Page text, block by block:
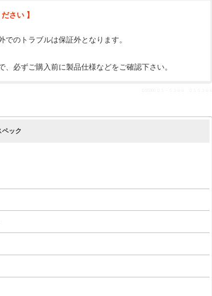
さい 】
のトラブルは保証外となります。
必ずご購入前に製品仕様などをご確認下さい。
ペック